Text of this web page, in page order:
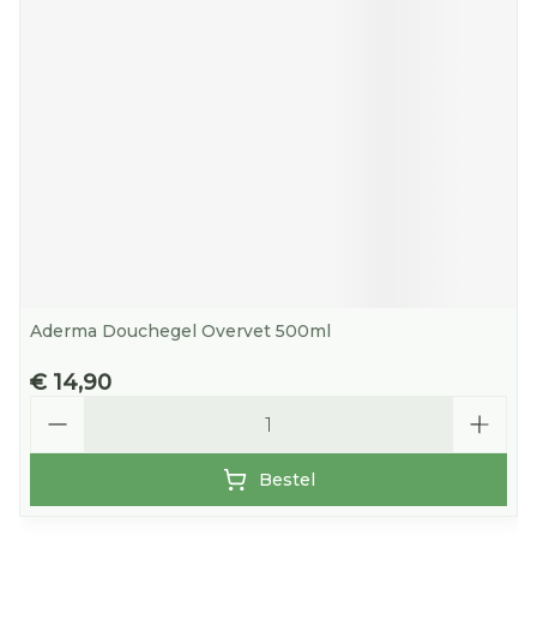
Aderma Douchegel Overvet 500ml
€ 14,90
Bestel